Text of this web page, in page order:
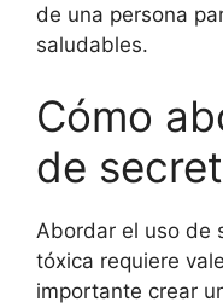
de una persona
saludables.
Cómo
de
Abordar el uso de
tóxica requiere
importante crear